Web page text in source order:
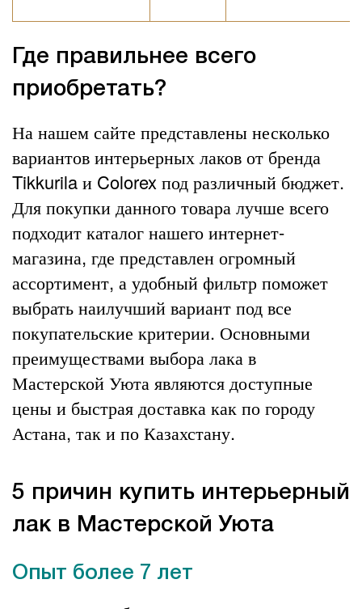
Где правильнее всего
приобретать?
На нашем сайте представлены несколько
вариантов интерьерных лаков от бренда
Tikkurila и Colorex под различный бюджет.
Для покупки данного товара лучше всего
подходит каталог нашего интернет-
магазина, где представлен огромный
ассортимент, а удобный фильтр поможет
выбрать наилучший вариант под все
покупательские критерии. Основными
преимуществами выбора лака в
Мастерской Уюта являются доступные
цены и быстрая доставка как по городу
Астана, так и по Казахстану.
5 причин купить интерьерный
лак в Мастерской Уюта
Опыт более 7 лет